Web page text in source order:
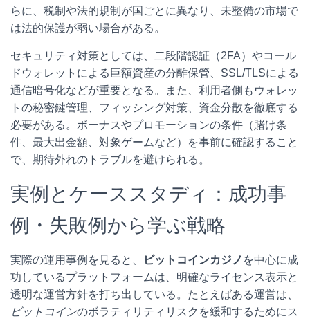
らに、税制や法的規制が国ごとに異なり、未整備の市場で
は法的保護が弱い場合がある。
セキュリティ対策としては、二段階認証（2FA）やコール
ドウォレットによる巨額資産の分離保管、SSL/TLSによる
通信暗号化などが重要となる。また、利用者側もウォレッ
トの秘密鍵管理、フィッシング対策、資金分散を徹底する
必要がある。ボーナスやプロモーションの条件（賭け条
件、最大出金額、対象ゲームなど）を事前に確認すること
で、期待外れのトラブルを避けられる。
実例とケーススタディ：成功事
例・失敗例から学ぶ戦略
実際の運用事例を見ると、 ビットコインカジノ を中心に成
功しているプラットフォームは、明確なライセンス表示と
透明な運営方針を打ち出している。たとえばある運営は、
ビットコインのボラティリティリスクを緩和するためにス